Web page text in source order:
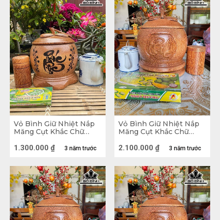
gò bó và chật chội.
Vỏ Bình Giữ Nhiệt Nắp
Măng Cụt Khắc Chữ
0,8 Lít
3 năm trước
1.300.000 ₫
Vỏ Bình Giữ Nhiệt Nắp
Măng Cụt Khắc Chữ
3 năm trước
2.100.000 ₫